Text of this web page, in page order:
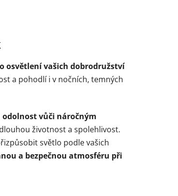
osvětlení vašich dobrodružství
a pohodlí i v nočních, temných
vůči náročným
životnost a spolehlivost.
světlo podle vašich
a bezpečnou atmosféru při